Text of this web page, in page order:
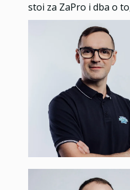
stoi za ZaPro i dba o
Krzysztof
Kierownik projektów